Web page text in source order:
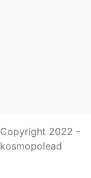
Copyright 2022 -
kosmopolead